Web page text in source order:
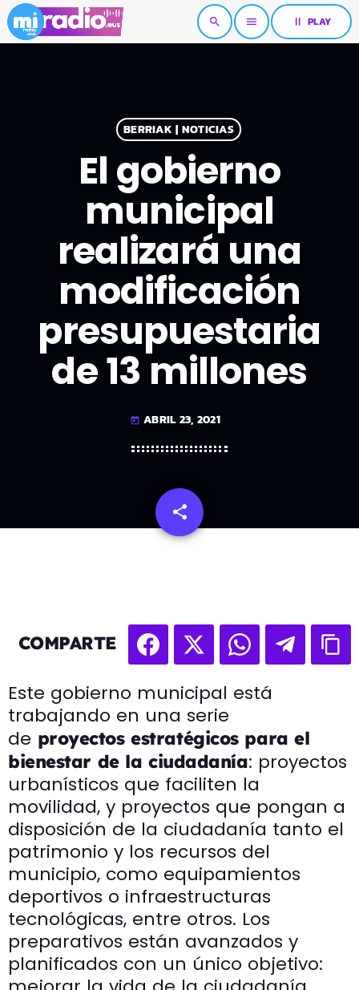
search menu pause PLAY
BERRIAK | NOTICIAS
El gobierno
municipal
realizará una
modificación
presupuestaria
de 13 millones
today ABRIL 23, 2021
share
email
COMPARTE
Este gobierno municipal está
trabajando en una serie
de proyectos estratégicos para el
bienestar de la ciudadanía: proyectos
urbanísticos que faciliten la
movilidad, y proyectos que pongan a
disposición de la ciudadanía tanto el
patrimonio y los recursos del
municipio, como equipamientos
deportivos o infraestructuras
tecnológicas, entre otros. Los
preparativos están avanzados y
planificados con un único objetivo: